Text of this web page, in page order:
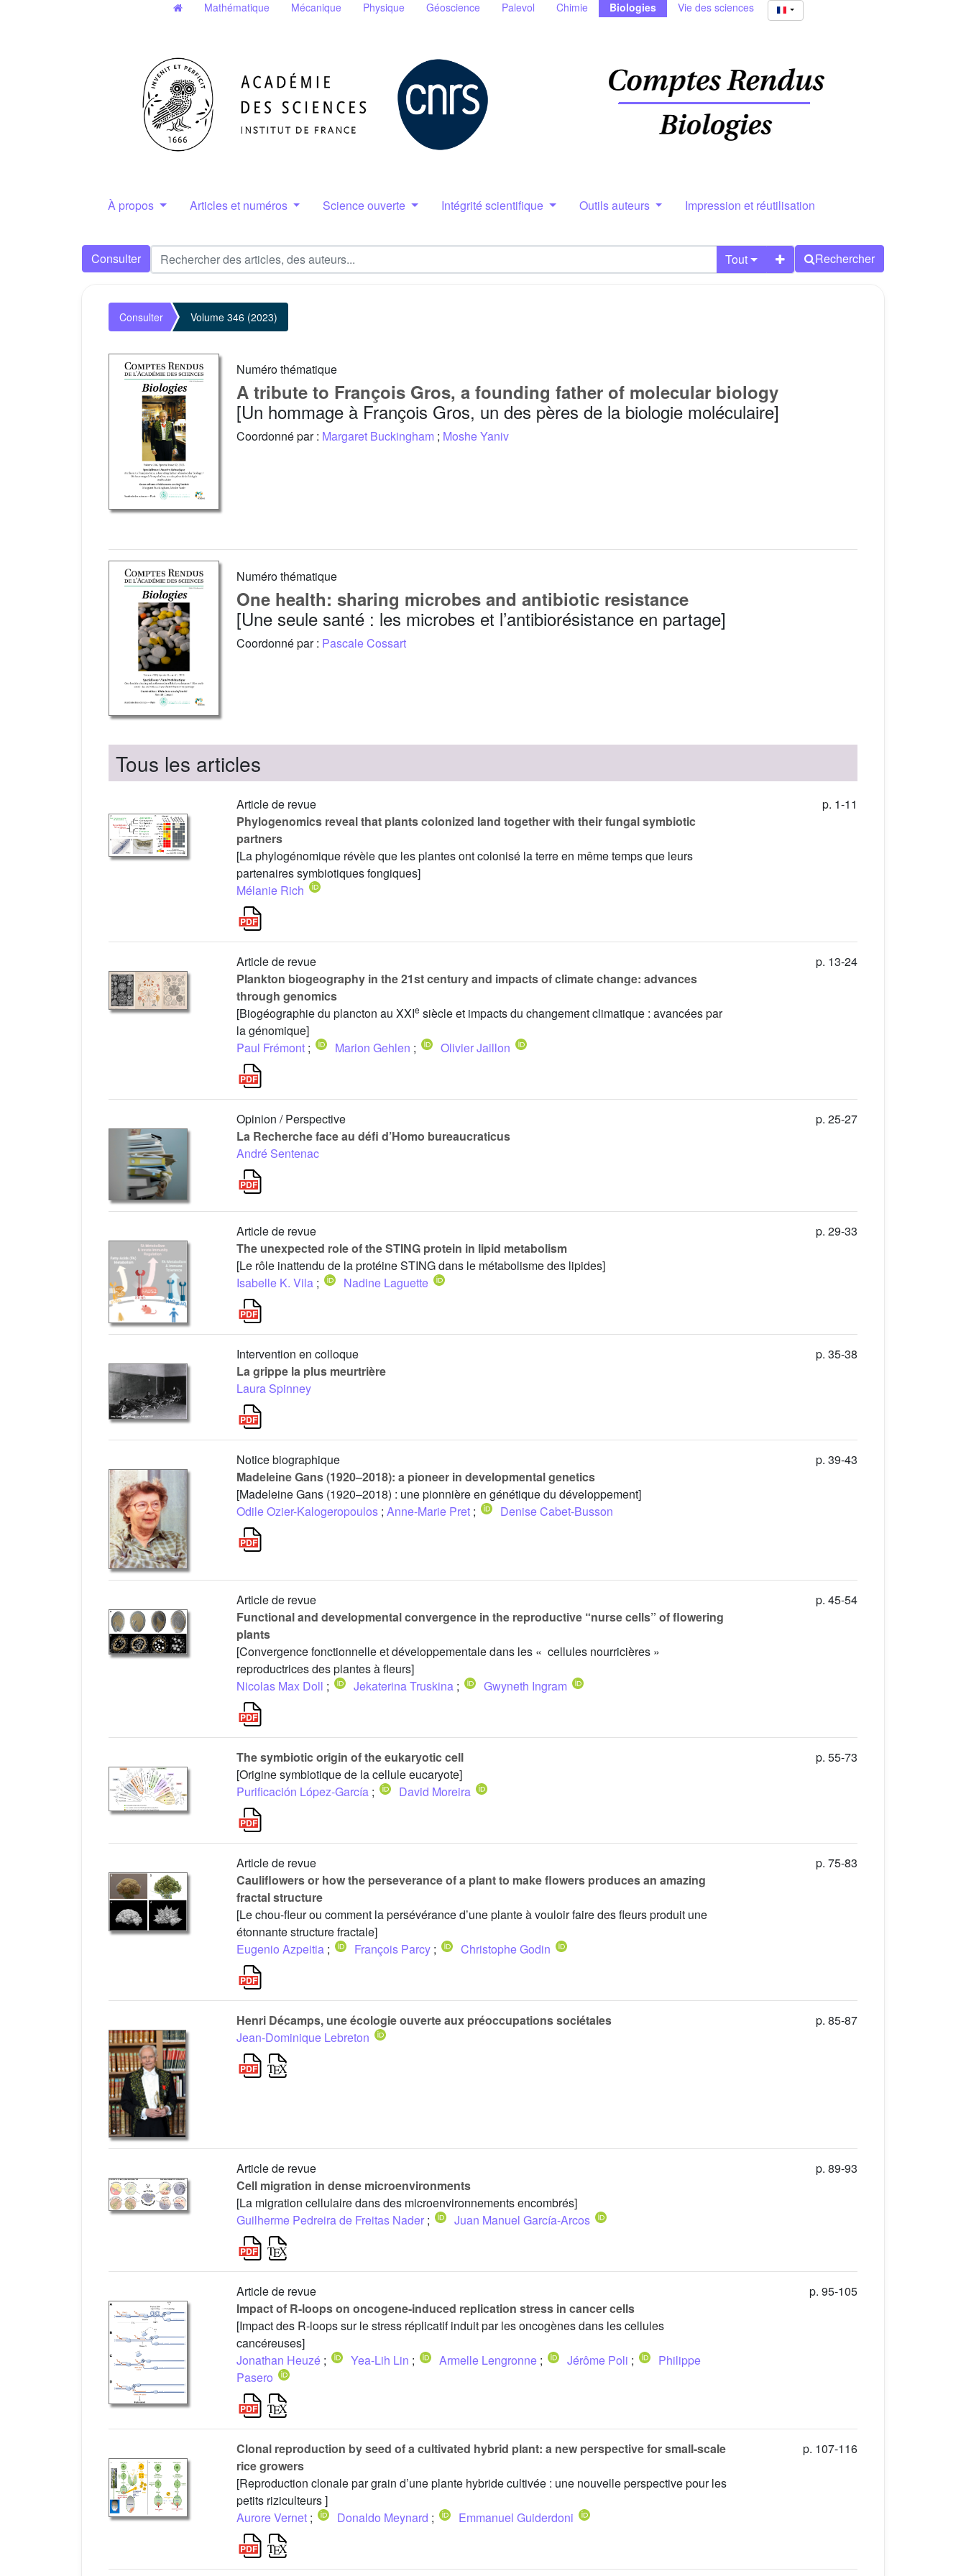
Mathématique Mécanique Physique Géoscience Palevol Chimie Biologies Vie des sciences
À propos Articles et numéros Science ouverte Intégrité scientifique Outils auteurs Impression et réutilisation
Consulter Tout Rechercher
Consulter Volume 346 (2023)
Numéro thématique
A tribute to François Gros, a founding father of molecular biology
[Un hommage à François Gros, un des pères de la biologie moléculaire]
Coordonné par : Margaret Buckingham ; Moshe Yaniv
Numéro thématique
One health: sharing microbes and antibiotic resistance
[Une seule santé : les microbes et l’antibiorésistance en partage]
Coordonné par : Pascale Cossart
Tous les articles
Article de revue
Phylogenomics reveal that plants colonized land together with their fungal symbiotic
partners
[La phylogénomique révèle que les plantes ont colonisé la terre en même temps que leurs
partenaires symbiotiques fongiques]
Mélanie Rich
p. 1-11
Article de revue
Plankton biogeography in the 21st century and impacts of climate change: advances
through genomics
[Biogéographie du plancton au XXIe siècle et impacts du changement climatique : avancées par
la génomique]
Paul Frémont ; Marion Gehlen ; Olivier Jaillon
p. 13-24
Opinion / Perspective
La Recherche face au défi d’Homo bureaucraticus
André Sentenac
p. 25-27
Article de revue
The unexpected role of the STING protein in lipid metabolism
[Le rôle inattendu de la protéine STING dans le métabolisme des lipides]
Isabelle K. Vila ; Nadine Laguette
p. 29-33
Intervention en colloque
La grippe la plus meurtrière
Laura Spinney
p. 35-38
Notice biographique
Madeleine Gans (1920–2018): a pioneer in developmental genetics
[Madeleine Gans (1920–2018) : une pionnière en génétique du développement]
Odile Ozier-Kalogeropoulos ; Anne-Marie Pret ; Denise Cabet-Busson
p. 39-43
Article de revue
Functional and developmental convergence in the reproductive “nurse cells” of flowering
plants
[Convergence fonctionnelle et développementale dans les « cellules nourricières »
reproductrices des plantes à fleurs]
Nicolas Max Doll ; Jekaterina Truskina ; Gwyneth Ingram
p. 45-54
The symbiotic origin of the eukaryotic cell
[Origine symbiotique de la cellule eucaryote]
Purificación López-García ; David Moreira
p. 55-73
Article de revue
Cauliflowers or how the perseverance of a plant to make flowers produces an amazing
fractal structure
[Le chou-fleur ou comment la persévérance d’une plante à vouloir faire des fleurs produit une
étonnante structure fractale]
Eugenio Azpeitia ; François Parcy ; Christophe Godin
p. 75-83
Henri Décamps, une écologie ouverte aux préoccupations sociétales
Jean-Dominique Lebreton
p. 85-87
Article de revue
Cell migration in dense microenvironments
[La migration cellulaire dans des microenvironnements encombrés]
Guilherme Pedreira de Freitas Nader ; Juan Manuel García-Arcos
p. 89-93
Article de revue
Impact of R-loops on oncogene-induced replication stress in cancer cells
[Impact des R-loops sur le stress réplicatif induit par les oncogènes dans les cellules
cancéreuses]
Jonathan Heuzé ; Yea-Lih Lin ; Armelle Lengronne ; Jérôme Poli ;
Philippe
Pasero
p. 95-105
Clonal reproduction by seed of a cultivated hybrid plant: a new perspective for small-scale
rice growers
[Reproduction clonale par grain d’une plante hybride cultivée : une nouvelle perspective pour les
petits riziculteurs ]
Aurore Vernet ; Donaldo Meynard ; Emmanuel Guiderdoni
p. 107-116